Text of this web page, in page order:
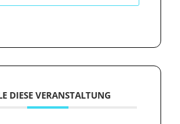
DIESE VERANSTALTUNG